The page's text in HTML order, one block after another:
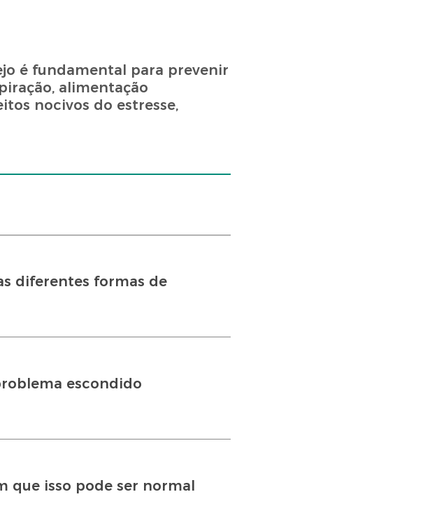
é fundamental para prevenir
alimentação
nocivos do estresse,
diferentes formas de
escondido
que isso pode ser normal